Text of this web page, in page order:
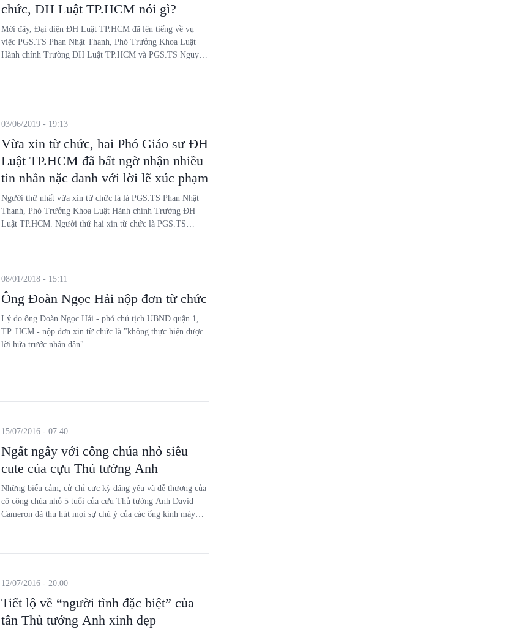
chức, ĐH Luật TP.HCM nói gì?
Mới đây, Đại diện ĐH Luật TP.HCM đã lên tiếng về vụ
việc PGS.TS Phan Nhật Thanh, Phó Trưởng Khoa Luật
Hành chính Trường ĐH Luật TP.HCM và PGS.TS Nguyễn
Vừa xin từ chức, hai Phó Giáo sư ĐH
Luật TP.HCM đã bất ngờ nhận nhiều
tin nhắn nặc danh với lời lẽ xúc phạm
03/06/2019 - 19:13
Người thứ nhất vừa xin từ chức là là PGS.TS Phan Nhật
Thanh, Phó Trưởng Khoa Luật Hành chính Trường ĐH
Luật TP.HCM. Người thứ hai xin từ chức là PGS.TS
Quản trị Luật.
Ông Đoàn Ngọc Hải nộp đơn từ chức
08/01/2018 - 15:11
Lý do ông Đoàn Ngọc Hải - phó chủ tịch UBND quận 1,
TP. HCM - nộp đơn xin từ chức là "không thực hiện được
lời hứa trước nhân dân".
Ngất ngây với công chúa nhỏ siêu
cute của cựu Thủ tướng Anh
15/07/2016 - 07:40
Những biểu cảm, cử chỉ cực kỳ đáng yêu và dễ thương của
cô công chúa nhỏ 5 tuổi của cựu Thủ tướng Anh David
Cameron đã thu hút mọi sự chú ý của các ống kính máy
Tiết lộ về “người tình đặc biệt” của
tân Thủ tướng Anh xinh đẹp
12/07/2016 - 20:00